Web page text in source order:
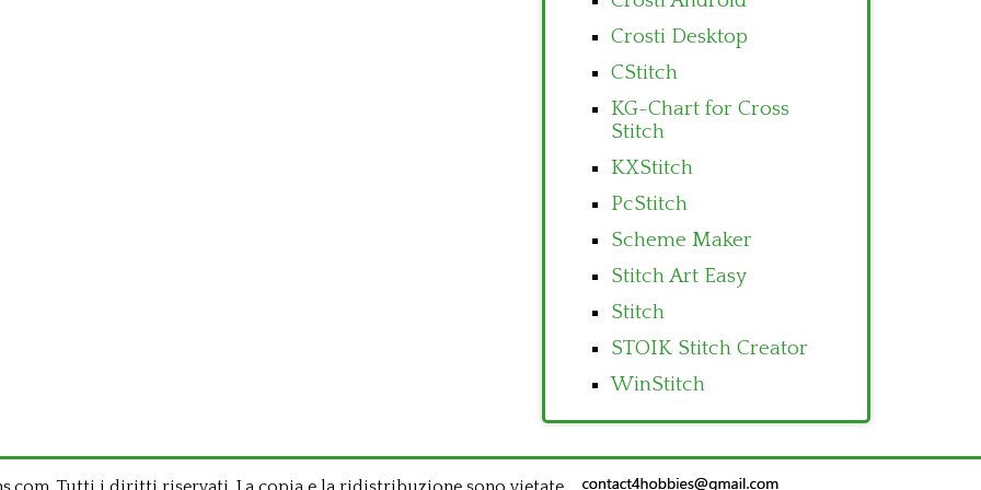
Crosti Desktop
CStitch
KG-Chart for Cross
Stitch
KXStitch
PcStitch
Scheme Maker
Stitch Art Easy
Stitch
STOIK Stitch Creator
WinStitch